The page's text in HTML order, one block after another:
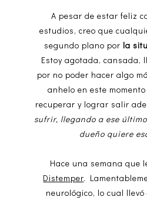
A pesar de estar feliz
estudios, creo que
segundo plano por la
Estoy agotada, cansada,
por no poder hacer algo
anhelo en este
recuperar y lograr salir
sufrir, llegando a ese
dueño quiere
Hace una semana que
Distemper.
neurológico, lo cual